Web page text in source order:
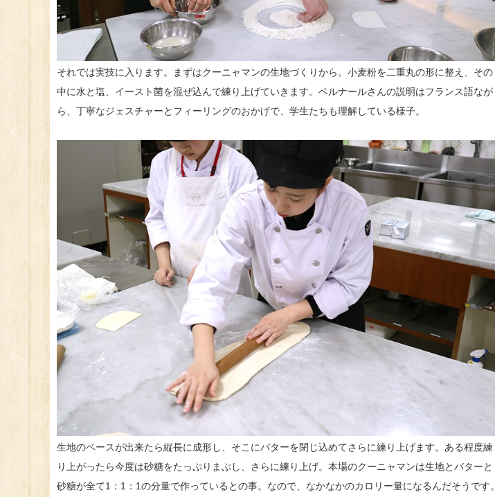
それでは実技に入ります。まずはクーニャマンの生地づくりから。小麦粉を二重丸の形に整え、その
中に水と塩、イースト菌を混ぜ込んで練り上げていきます。ベルナールさんの説明はフランス語なが
ら、丁寧なジェスチャーとフィーリングのおかげで、学生たちも理解している様子。
生地のベースが出来たら縦長に成形し、そこにバターを閉じ込めてさらに練り上げます。ある程度練
り上がったら今度は砂糖をたっぷりまぶし、さらに練り上げ。本場のクーニャマンは生地とバターと
砂糖が全て1：1：1の分量で作っているとの事。なので、なかなかのカロリー量になるんだそうです。